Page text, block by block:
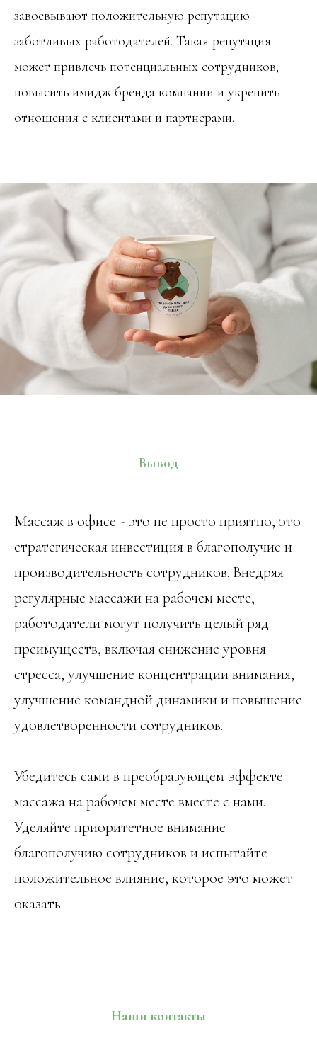
завоевывают положительную репутацию
заботливых работодателей. Такая репутация
может привлечь потенциальных сотрудников,
повысить имидж бренда компании и укрепить
отношения с клиентами и партнерами.
Вывод
Массаж в офисе - это не просто приятно, это
стратегическая инвестиция в благополучие и
производительность сотрудников. Внедряя
регулярные массажи на рабочем месте,
работодатели могут получить целый ряд
преимуществ, включая снижение уровня
стресса, улучшение концентрации внимания,
улучшение командной динамики и повышение
удовлетворенности сотрудников.
Убедитесь сами в преобразующем эффекте
массажа на рабочем месте вместе с нами.
Уделяйте приоритетное внимание
благополучию сотрудников и испытайте
положительное влияние, которое это может
оказать.
Наши контакты